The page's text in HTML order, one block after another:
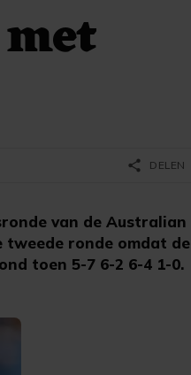
van de Australian
tweede ronde omdat de
toen 5-7 6-2 6-4 1-0.
share DELEN